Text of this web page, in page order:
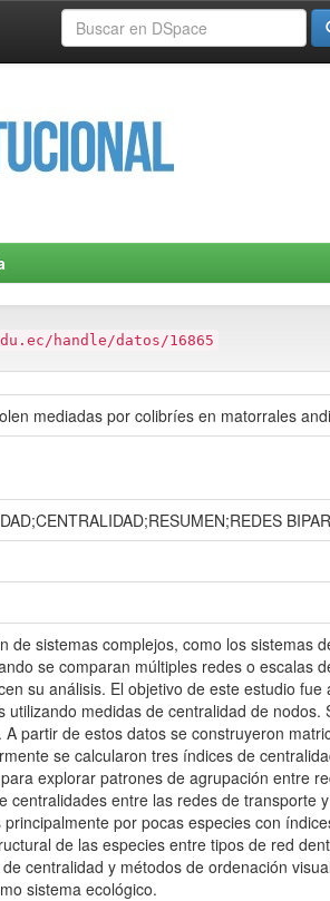
handle/datos/16865
mediadas por colibríes en matorrales
sistemas complejos, como los sistemas
se comparan múltiples redes o escalas
su análisis. El objetivo de este estudio
medidas de centralidad de
partir de estos datos se construyeron
se calcularon tres índices de
explorar patrones de agrupación entre
entre las redes de transporte
por pocas especies con
de las especies entre tipos de red
centralidad y métodos de ordenación
sistema ecológico.